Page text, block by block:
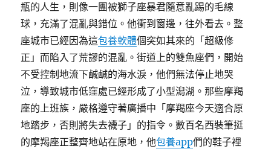
瓶的人生，則像一團被獅子座暴君隨意亂踢的毛線
球，充滿了混亂與錯位。他衝到窗邊，往外看去。整
座城市已經因為這包養軟體個突如其來的「超級修
正」而陷入了荒謬的混亂。街道上的雙魚座們，開始
不受控制地流下鹹鹹的海水淚，他們無法停止地哭
泣，導致城市低窪處已經形成了小型潟湖。那些摩羯
座的上班族，嚴格遵守著廣播中「摩羯座今天適合原
地踏步，否則將失去襪子」的指令。數百名西裝筆挺
的摩羯座正整齊地站在原地，他包養app們的鞋子裡